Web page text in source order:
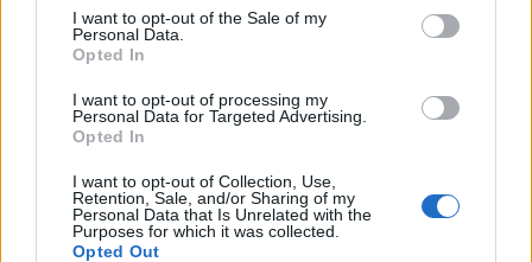
services and may gather and store information including but
not limited to your visit or usage behaviour. You may click to
grant or deny consent to Google and its third-party tags to
consent section.
I want to opt-out of the Sale of my
Personal Data.
Opted In
I want to opt-out of processing my
Personal Data for Targeted Advertising.
Opted In
I want to opt-out of Collection, Use,
Retention, Sale, and/or Sharing of my
Personal Data that Is Unrelated with the
Purposes for which it was collected.
Opted Out